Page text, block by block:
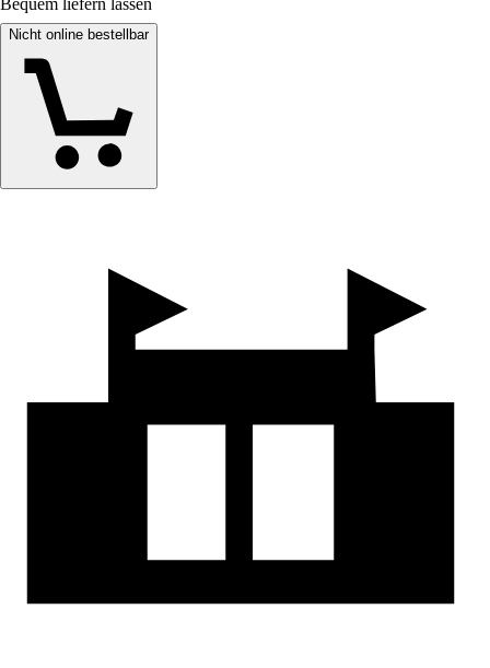
Bequem liefern lassen
Nicht online bestellbar